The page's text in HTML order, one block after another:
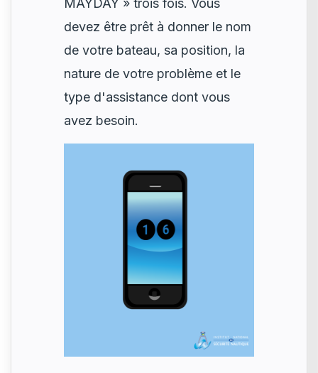
MAYDAY » trois fois. Vous
devez être prêt à donner le nom
de votre bateau, sa position, la
nature de votre problème et le
type d'assistance dont vous
avez besoin.